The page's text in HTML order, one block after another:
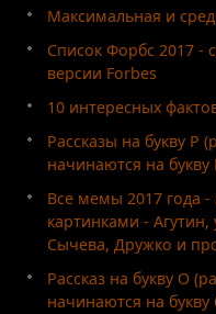
Максимальная и
Список Форбс 2017 -
версии Forbes
10 интересных
Рассказы на букву Р
начинаются на букву
Все мемы 2017 года
картинками -
Сычева, Дружко и
Рассказ на букву О
начинаются на букву